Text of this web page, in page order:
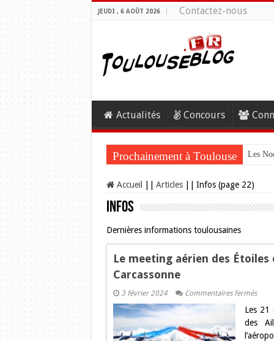
JEUDI , 6 AOÛT 2026 Contactez-nous
Actualités Concours
Prochainement à Toulouse Les
Accueil Articles Infos (page 22)
Infos
Dernières informations toulousaines
Le meeting aérien des
Carcassonne
3 février 2024 Commentaires ferméssur
aérien
des
Les 21
des